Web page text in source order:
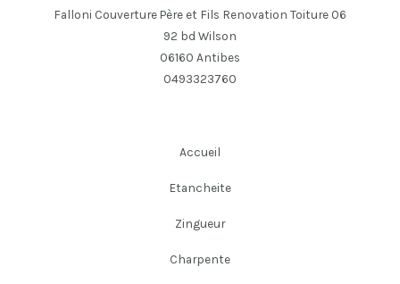
Falloni Couverture Père et Fils Renovation Toiture 06
92 bd Wilson
06160 Antibes
0493323760
Accueil
Etancheite
Zingueur
Charpente